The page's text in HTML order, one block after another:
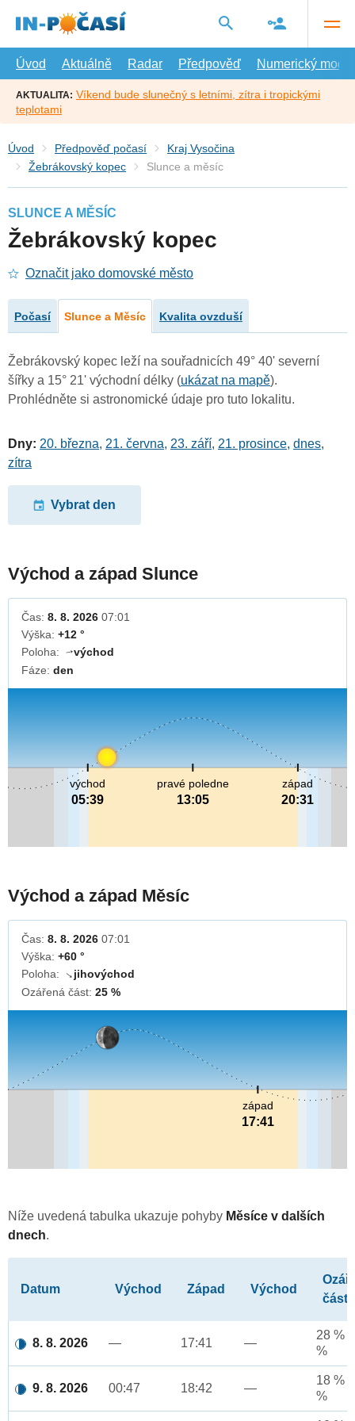
hlavní
Úvod
Aktuálně Radar Předpověď Numerický model
AKTUALITA: Víkend bude slunečný s letními, zítra i tropickými
teplotami
Úvod Předpověď počasí
Kraj Vysočina
Žebrákovský kopec
Slunce a měsíc
SLUNCE A MĚSÍC
Žebrákovský kopec
Označit jako domovské město
Počasí Slunce a Měsíc Kvalita ovzduší
Žebrákovský kopec leží na souřadnicích 49° 40' severní
šířky a 15° 21' východní délky (ukázat na mapě).
Prohlédněte si astronomické údaje pro tuto lokalitu.
Dny: 20. března, 21. června, 23. září, 21. prosince, dnes,
zítra
Vybrat den
Východ a západ Slunce
Čas: 8. 8. 2026 07:01
Výška: +12 °
Poloha:
↓východ
Fáze: den
pravé poledne
13:05
východ
05:39
západ
20:31
Východ a západ Měsíc
Čas: 8. 8. 2026 07:01
Výška: +60 °
Poloha: ↓jihovýchod
Ozářená část: 25 %
západ
17:41
Níže uvedená tabulka ukazuje pohyby Měsíce v dalších
dnech.
Datum Východ Západ Východ
část
8. 8. 2026 — 17:41 —
28 %
%
9. 8. 2026 00:47 18:42 —
18 %
%